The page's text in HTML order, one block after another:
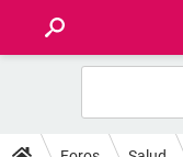
FOROS